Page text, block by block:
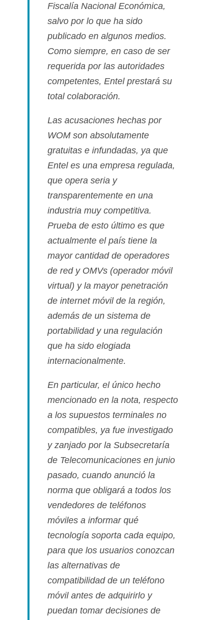
Fiscalí­a Nacional Económica,
salvo por lo que ha sido
publicado en algunos medios.
Como siempre, en caso de ser
requerida por las autoridades
competentes, Entel prestará su
total colaboración.
Las acusaciones hechas por
WOM son absolutamente
gratuitas e infundadas, ya que
Entel es una empresa regulada,
que opera seria y
transparentemente en una
industria muy competitiva.
Prueba de esto último es que
actualmente el paí­s tiene la
mayor cantidad de operadores
de red y OMVs (operador móvil
virtual) y la mayor penetración
de internet móvil de la región,
además de un sistema de
portabilidad y una regulación
que ha sido elogiada
internacionalmente.
En particular, el único hecho
mencionado en la nota, respecto
a los supuestos terminales no
compatibles, ya fue investigado
y zanjado por la Subsecretarí­a
de Telecomunicaciones en junio
pasado, cuando anunció la
norma que obligará a todos los
vendedores de teléfonos
móviles a informar qué
tecnologí­a soporta cada equipo,
para que los usuarios conozcan
las alternativas de
compatibilidad de un teléfono
móvil antes de adquirirlo y
puedan tomar decisiones de